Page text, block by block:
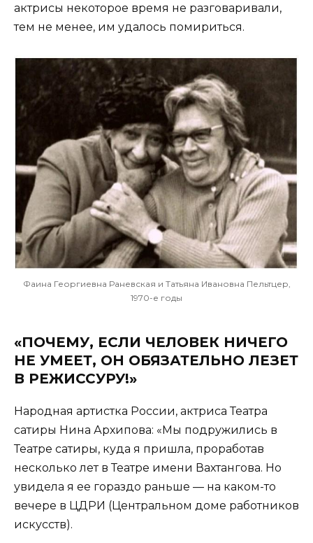
актрисы некоторое время не разговаривали,
тем не менее, им удалось помириться.
Фаина Георгиевна Раневская и Татьяна Ивановна Пельтцер,
1970-е годы
«ПОЧЕМУ, ЕСЛИ ЧЕЛОВЕК НИЧЕГО
НЕ УМЕЕТ, ОН ОБЯЗАТЕЛЬНО ЛЕЗЕТ
В РЕЖИССУРУ!»
Народная артистка России, актриса Театра
сатиры Нина Архипова: «Мы подружились в
Театре сатиры, куда я пришла, проработав
несколько лет в Театре имени Вахтангова. Но
увидела я ее гораздо раньше — на каком-то
вечере в ЦДРИ (Центральном доме работников
искусств).